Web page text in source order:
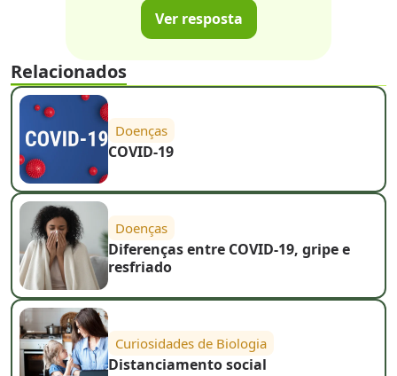
Ver resposta
Relacionados
Doenças
COVID-19
Doenças
Diferenças entre COVID-19, gripe e
resfriado
Curiosidades de Biologia
Distanciamento social